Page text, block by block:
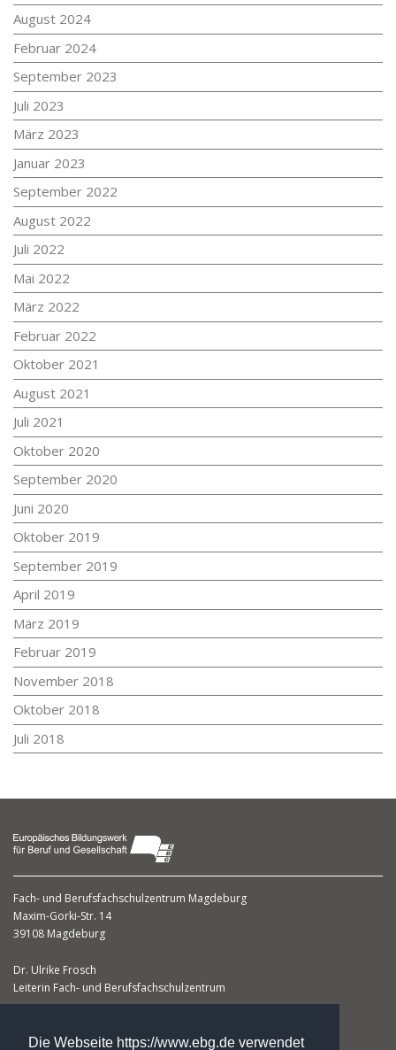
Die Webseite https://www.ebg.de verwendet
August 2024
Februar 2024
September 2023
Juli 2023
März 2023
Januar 2023
September 2022
August 2022
Juli 2022
Mai 2022
März 2022
Februar 2022
Oktober 2021
August 2021
Juli 2021
Oktober 2020
September 2020
Juni 2020
Oktober 2019
September 2019
April 2019
März 2019
Februar 2019
November 2018
Oktober 2018
Juli 2018
Fach- und Berufsfachschulzentrum Magdeburg
Maxim-Gorki-Str. 14
39108 Magdeburg
Dr. Ulrike Frosch
Leiterin Fach- und Berufsfachschulzentrum
Telefax: +49. 3 91. 5 66 67 51